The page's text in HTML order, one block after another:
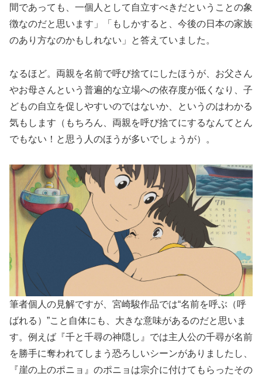
間であっても、一個人として自立すべきだということの象
徴なのだと思います」「もしかすると、今後の日本の家族
のあり方なのかもしれない」と答えていました。
なるほど。両親を名前で呼び捨てにしたほうが、お父さん
やお母さんという普遍的な立場への依存度が低くなり、子
どもの自立を促しやすいのではないか、というのはわかる
気もします（もちろん、両親を呼び捨てにするなんてとん
でもない！と思う人のほうが多いでしょうが）。
筆者個人の見解ですが、宮崎駿作品では“名前を呼ぶ（呼
ばれる）”こと自体にも、大きな意味があるのだと思いま
す。例えば『千と千尋の神隠し』では主人公の千尋が名前
を勝手に奪われてしまう恐ろしいシーンがありましたし、
『崖の上のポニョ』のポニョは宗介に付けてもらったその